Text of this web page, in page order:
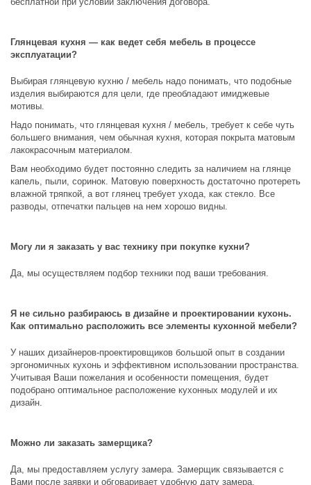
Глянцевая кухня — как ведет себя мебель в процессе
эксплуатации?
Выбирая глянцевую кухню / мебель надо понимать, что подобные
изделия выбираются для цели, где преобладают имиджевые
мотивы.
Надо понимать, что глянцевая кухня / мебель, требует к себе чуть
большего внимания, чем обычная кухня, которая покрыта матовым
лакокрасочным материалом.
Вам необходимо будет постоянно следить за наличием на глянце
капель, пыли, соринок. Матовую поверхность достаточно протереть
влажной тряпкой, а вот глянец требует ухода, как стекло. Все
разводы, отпечатки пальцев на нем хорошо видны.
Могу ли я заказать у вас технику при покупке кухни?
Да, мы осуществляем подбор техники под ваши требования.
Я не сильно разбираюсь в дизайне и проектировании кухонь.
Как оптимально расположить все элементы кухонной мебели?
У наших дизайнеров-проектировщиков большой опыт в создании
эргономичных кухонь и эффективном использовании пространства.
Учитывая Ваши пожелания и особенности помещения, будет
подобрано оптимальное расположение кухонных модулей и их
дизайн.
Можно ли заказать замерщика?
Да, мы предоставляем услугу замера. Замерщик связывается с
Вами после заявки и обговаривает удобную дату замера.